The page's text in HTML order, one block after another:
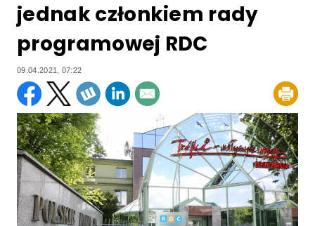
jednak członkiem rady
programowej RDC
09.04.2021, 07:22